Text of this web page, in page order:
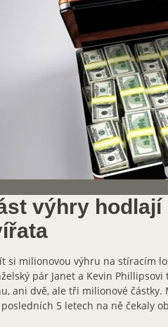
výhry
si milionovou výhru na stíracím
pár Janet a Kevin
ani dvě, ale tři milionové
posledních 5 letech na ně čekaly